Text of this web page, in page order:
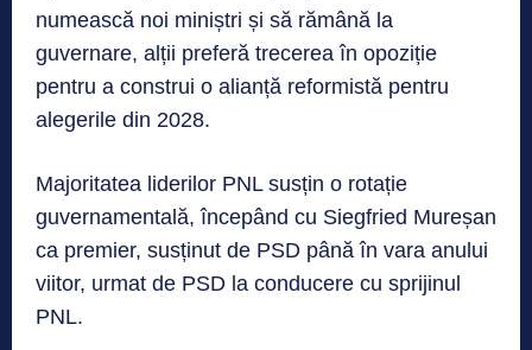
numească noi miniștri și să rămână la
guvernare, alții preferă trecerea în opoziție
pentru a construi o alianță reformistă pentru
alegerile din 2028.
Majoritatea liderilor PNL susțin o rotație
guvernamentală, începând cu Siegfried Mureșan
ca premier, susținut de PSD până în vara anului
viitor, urmat de PSD la conducere cu sprijinul
PNL.